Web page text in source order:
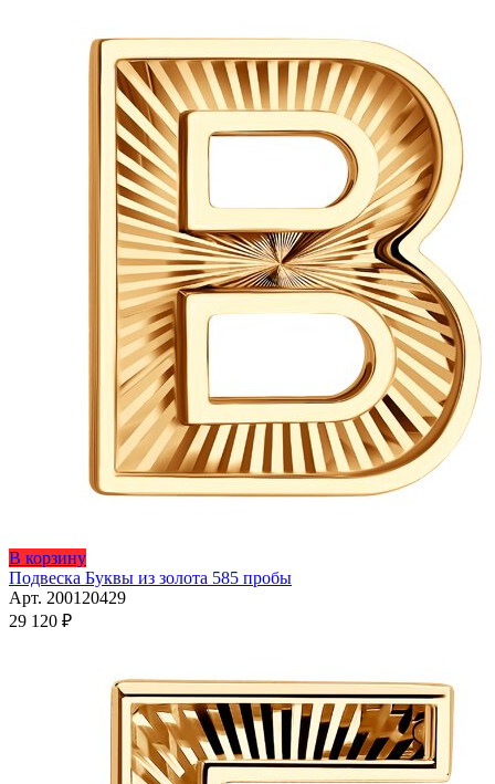
В корзину
Подвеска Буквы из золота 585 пробы
Арт. 200120429
29 120 ₽